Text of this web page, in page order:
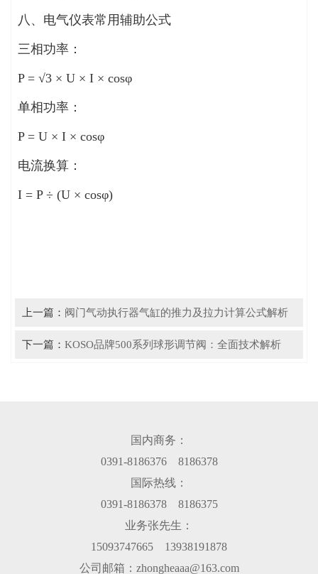
八、电气仪表常用辅助公式
三相功率：
P = √3 × U × I × cosφ
单相功率：
P = U × I × cosφ
电流换算：
I = P ÷ (U × cosφ)
上一篇： 阀门气动执行器气缸的推力及拉力计算公式解析
下一篇： KOSO品牌500系列球形调节阀：全面技术解析
国内商务：
0391-8186376 8186378
国际热线：
0391-8186378 8186375
业务张先生：
15093747665 13938191878
公司邮箱：zhongheaaa@163.com